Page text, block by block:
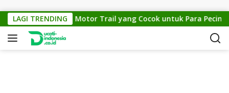
LAGI TRENDING
KTM Cross 150: Motor Trail yang Cocok untuk Para Pecinta